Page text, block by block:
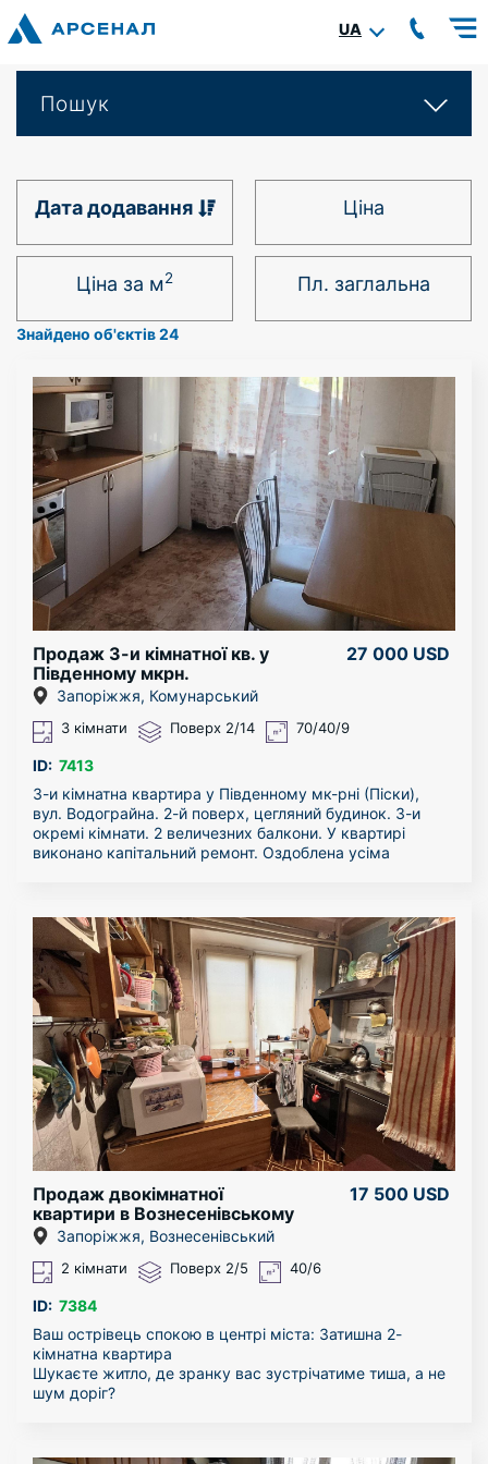
UA
Пошук
Дата додавання Ціна
Ціна за м2 Пл. заглальна
Знайдено об'єктів 24
Продаж 3-и кімнатної кв. у
Південному мкрн.
27 000 USD
Запоріжжя, Комунарський
3 кімнати Поверх 2/14 70/40/9
ID: 7413
3-и кімнатна квартира у Південному мк-рні (Піски),
вул. Водограйна. 2-й поверх, цегляний будинок. 3-и
окремі кімнати. 2 величезних балкони. У квартирі
виконано капітальний ремонт. Оздоблена усіма
посуд. Постільна білизна, миючі засоби.
Укомплектована усім необхідним.
У шаговій доступності уся інфраструктура. До
Гребного каналу і р. Дніпро пару хвилин пішки.
Перегляд у зручний для вас час.
Продаж двокімнатної
квартири в Вознесенівському
районі
17 500 USD
Запоріжжя, Вознесенівський
2 кімнати Поверх 2/5 40/6
ID: 7384
Ваш острівець спокою в центрі міста: Затишна 2-
кімнатна квартира
Шукаєте житло, де зранку вас зустрічатиме тиша, а не
шум доріг?